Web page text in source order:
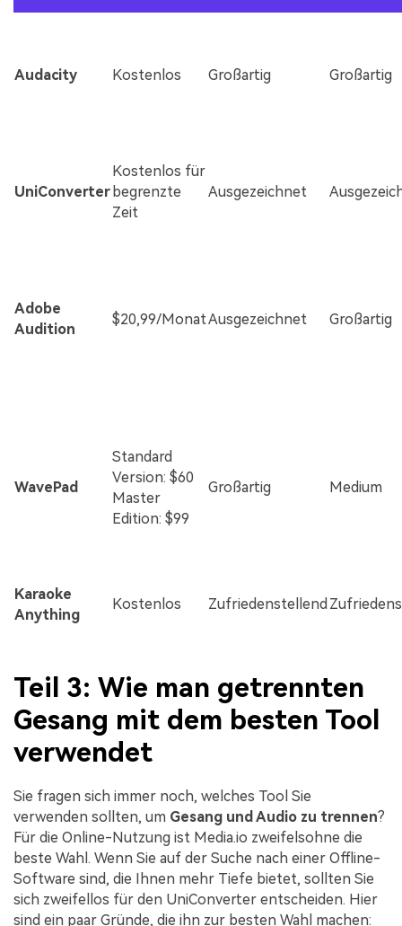
Audacity Kostenlos Großartig Großartig
UniConverter
Kostenlos für
begrenzte
Zeit
Ausgezeichnet
Adobe
Audition
$20,99/MonatAusgezeichnet Großartig
WavePad
Standard
Version: $60
Master
Edition: $99
Großartig Medium
Karaoke
Anything
Kostenlos Zufriedenstellend
Teil 3: Wie man getrennten
Gesang mit dem besten Tool
verwendet
Sie fragen sich immer noch, welches Tool Sie
verwenden sollten, um Gesang und Audio zu trennen?
Für die Online-Nutzung ist Media.io zweifelsohne die
beste Wahl. Wenn Sie auf der Suche nach einer Offline-
Software sind, die Ihnen mehr Tiefe bietet, sollten Sie
sich zweifellos für den UniConverter entscheiden. Hier
sind ein paar Gründe, die ihn zur besten Wahl machen: